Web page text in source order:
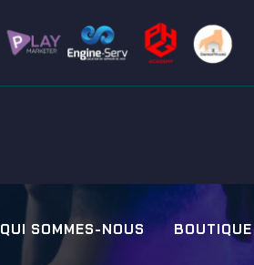
QUI SOMMES-NOUS BOUTIQUE